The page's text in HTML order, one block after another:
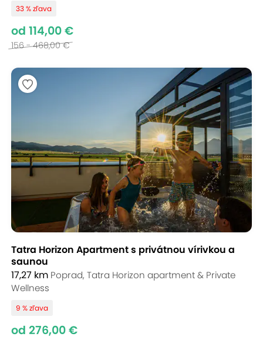
33 % zľava
od 114,00 €
156 - 468,00 €
Tatra Horizon Apartment s privátnou vírivkou a
saunou
17,27 km Poprad, Tatra Horizon apartment & Private
Wellness
9 % zľava
od 276,00 €